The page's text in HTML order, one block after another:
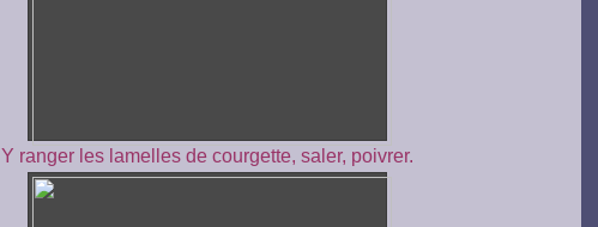
Y ranger les lamelles de courgette, saler, poivrer.